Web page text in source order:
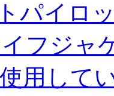
パイロ
フジャ
用して